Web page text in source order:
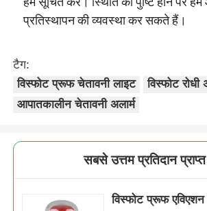
हमें सूचित करें। स्थिति की पुष्टि होने पर
प्रतिस्थापन की व्यवस्था कर सकते हैं।
टैग:
विस्फोट प्रूफ चेतावनी लाइट
विस्फोट रोधी
आपातकालीन चेतावनी अलार्म
सबसे उत्तम प्रतिदान
विस्फोट प्रूफ एविएशन